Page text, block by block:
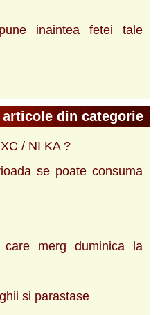
inaintea fetei tale
din categorie
/ NI KA ?
se poate consuma
care merg duminica la
si parastase